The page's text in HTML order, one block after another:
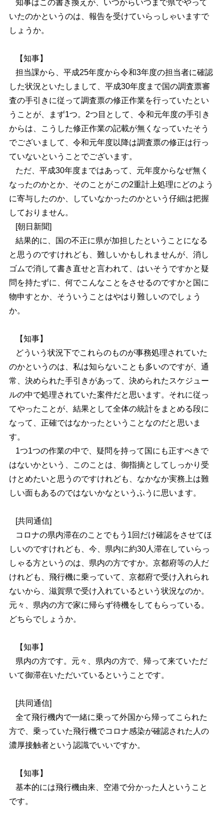
知事はこの書き換えが、いつからいつまで県でやって
いたのかというのは、報告を受けていらっしゃいますで
しょうか。
【知事】
担当課から、平成25年度から令和3年度の担当者に確認
した状況といたしまして、平成30年度まで国の調査票審
査の手引きに従って調査票の修正作業を行っていたとい
うことが、まず1つ。2つ目として、令和元年度の手引き
からは、こうした修正作業の記載が無くなっていたそう
でございまして、令和元年度以降は調査票の修正は行っ
ていないということでございます。
ただ、平成30年度まではあって、元年度からなぜ無く
なったのかとか、そのことがこの2重計上処理にどのよう
に寄与したのか、していなかったのかという仔細は把握
しておりません。
[朝日新聞]
結果的に、国の不正に県が加担したということになる
と思うのですけれども、難しいかもしれませんが、消し
ゴムで消して書き直せと言われて、はいそうですかと疑
問を持たずに、何でこんなことをさせるのですかと国に
物申すとか、そういうことはやはり難しいのでしょう
か。
【知事】
どういう状況下でこれらのものが事務処理されていた
のかというのは、私は知らないことも多いのですが、通
常、決められた手引きがあって、決められたスケジュー
ルの中で処理されていた案件だと思います。それに従っ
てやったことが、結果として全体の統計をまとめる段に
なって、正確ではなかったということなのだと思いま
す。
1つ1つの作業の中で、疑問を持って国にも正すべきで
はないかという、このことは、御指摘としてしっかり受
けとめたいと思うのですけれども、なかなか実務上は難
しい面もあるのではないかなというふうに思います。
[共同通信]
コロナの県内滞在のことでもう1回だけ確認をさせてほ
しいのですけれども、今、県内に約30人滞在していらっ
しゃる方というのは、県内の方ですか。京都府等の人だ
けれども、飛行機に乗っていて、京都府で受け入れられ
ないから、滋賀県で受け入れているという状況なのか。
元々、県内の方で家に帰らず待機をしてもらっている。
どちらでしょうか。
【知事】
県内の方です。元々、県内の方で、帰って来ていただ
いて御滞在いただいているということです。
[共同通信]
全て飛行機内で一緒に乗って外国から帰ってこられた
方で、乗っていた飛行機でコロナ感染が確認された人の
濃厚接触者という認識でいいですか。
【知事】
基本的には飛行機由来、空港で分かった人ということ
です。